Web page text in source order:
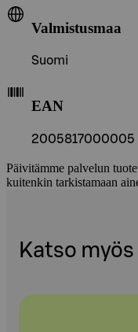
Valmistusmaa
Suomi
EAN
2005817000005
Päivitämme palvelun
kuitenkin tarkistamaan
Katso myös